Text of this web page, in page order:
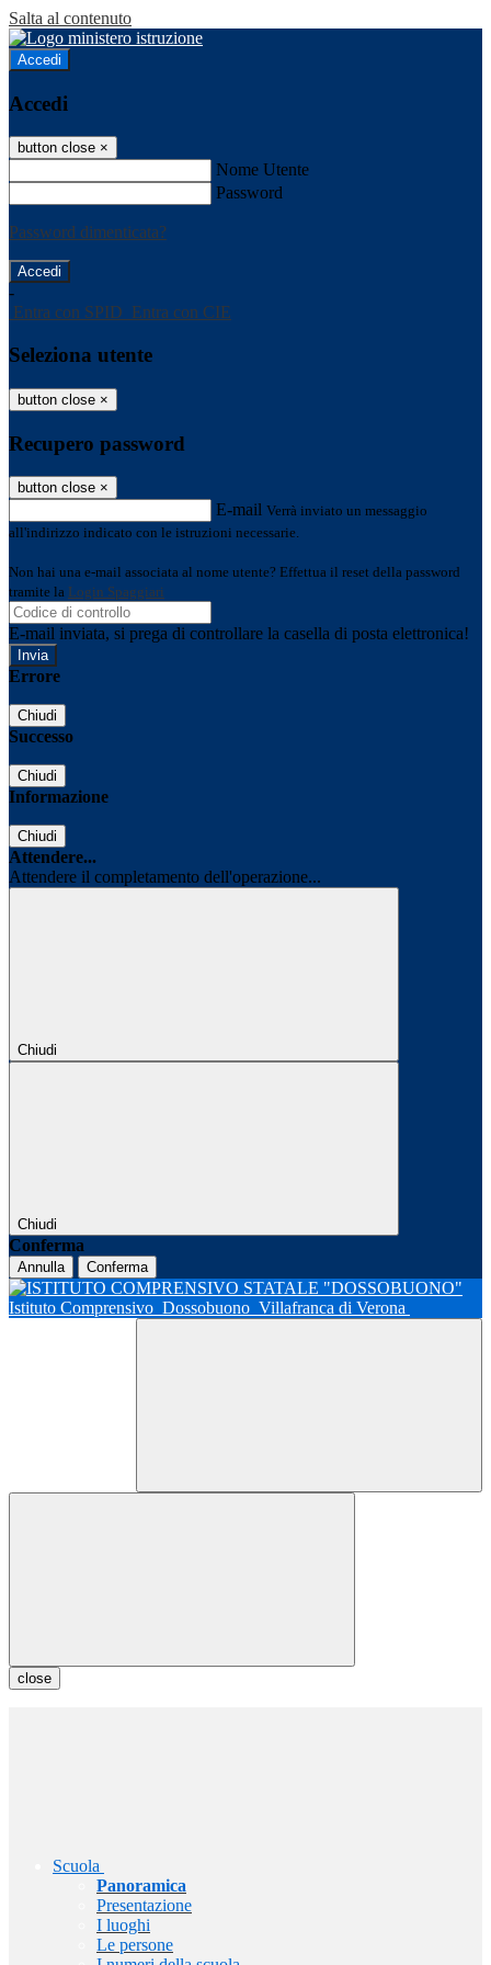
Salta al contenuto
Accedi
Accedi
button close ×
Nome Utente
Password
Password dimenticata?
-
Entra con SPID Entra con CIE
Seleziona utente
button close ×
Recupero password
button close ×
E-mail Verrà inviato un messaggio
all'indirizzo indicato con le istruzioni necessarie.
Non hai una e-mail associata al nome utente? Effettua il reset della password
tramite la Login Spaggiari
E-mail inviata, si prega di controllare la casella di posta elettronica!
Errore
Chiudi
Successo
Chiudi
Informazione
Chiudi
Attendere...
Attendere il completamento dell'operazione...
Chiudi
Chiudi
Conferma
Annulla Conferma
Istituto Comprensivo Dossobuono Villafranca di Verona
close
Scuola
Panoramica
Presentazione
I luoghi
Le persone